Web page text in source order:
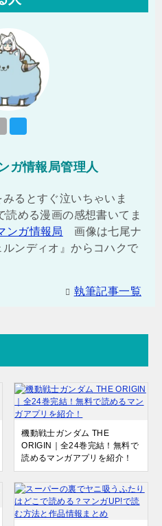
ガ情報局管理人
るとすぐ泣いちゃいま
める漫画の感想書いてま
ンガ情報局
画像は七尾ナ
ンディオ』からコハクで
執筆記事一覧
機動戦士ガンダム THE
ORIGIN｜全24巻完結！無料で
読めるマンガアプリを紹介！